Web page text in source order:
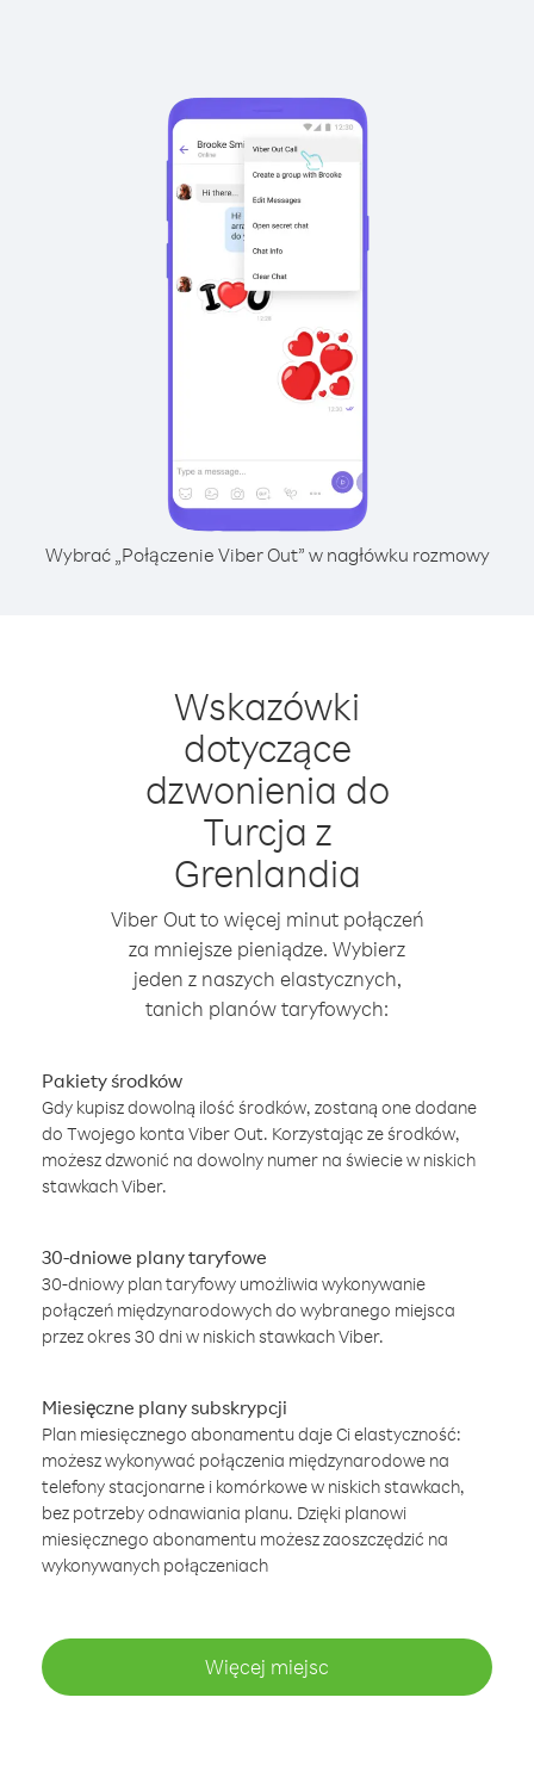
Wybrać „Połączenie Viber Out” w nagłówku rozmowy
Wskazówki
dotyczące
dzwonienia do
Turcja z
Grenlandia
Viber Out to więcej minut połączeń
za mniejsze pieniądze. Wybierz
jeden z naszych elastycznych,
tanich planów taryfowych:
Pakiety środków
Gdy kupisz dowolną ilość środków, zostaną one dodane
do Twojego konta Viber Out. Korzystając ze środków,
możesz dzwonić na dowolny numer na świecie w niskich
stawkach Viber.
30-dniowe plany taryfowe
30-dniowy plan taryfowy umożliwia wykonywanie
połączeń międzynarodowych do wybranego miejsca
przez okres 30 dni w niskich stawkach Viber.
Miesięczne plany subskrypcji
Plan miesięcznego abonamentu daje Ci elastyczność:
możesz wykonywać połączenia międzynarodowe na
telefony stacjonarne i komórkowe w niskich stawkach,
bez potrzeby odnawiania planu. Dzięki planowi
miesięcznego abonamentu możesz zaoszczędzić na
wykonywanych połączeniach
Więcej miejsc